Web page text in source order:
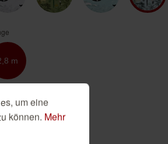
Country Living
m
um eine
können. Mehr